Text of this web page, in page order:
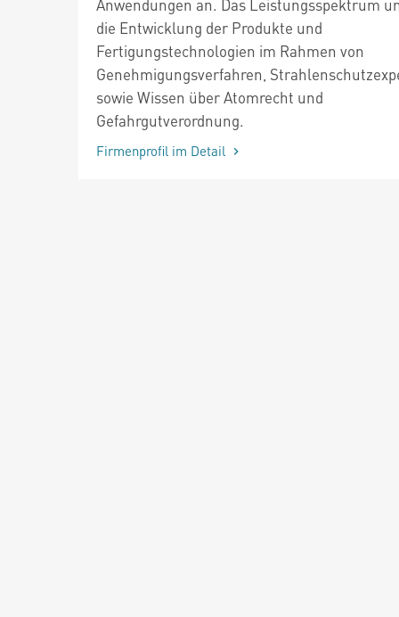
Anwendungen an. Das Leistungsspektrum
die Entwicklung der Produkte und
Fertigungstechnologien im Rahmen von
Genehmigungsverfahren,
sowie Wissen über Atomrecht und
Gefahrgutverordnung.
Firmenprofil im Detail